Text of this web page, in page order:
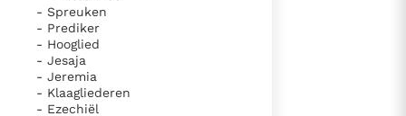
- Spreuken
- Prediker
- Hooglied
- Jesaja
- Jeremia
- Klaagliederen
- Ezechiël